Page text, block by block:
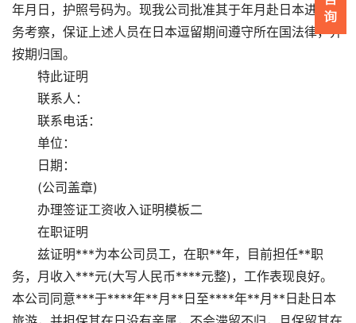
年月日，护照号码为。现我公司批准其于年月赴日本进行商
务考察，保证上述人员在日本逗留期间遵守所在国法律，并
按期归国。
特此证明
联系人：
联系电话：
单位：
日期：
(公司盖章)
办理签证工资收入证明模板二
在职证明
兹证明***为本公司员工，在职**年，目前担任**职
务，月收入***元(大写人民币****元整)，工作表现良好。
本公司同意***于****年**月**日至****年**月**日赴日本